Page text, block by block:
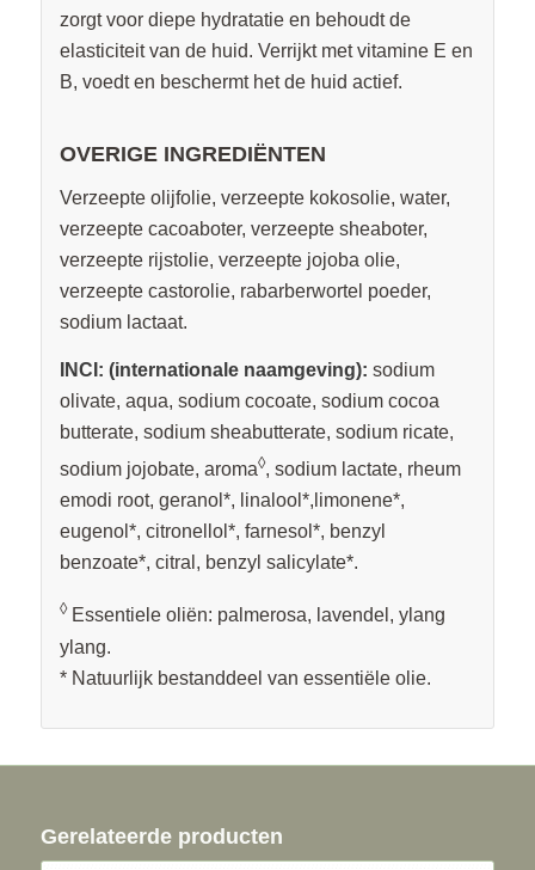
zorgt voor diepe hydratatie en behoudt de
elasticiteit van de huid. Verrijkt met vitamine E en
B, voedt en beschermt het de huid actief.
OVERIGE INGREDIËNTEN
Verzeepte olijfolie, verzeepte kokosolie, water,
verzeepte cacoaboter, verzeepte sheaboter,
verzeepte rijstolie, verzeepte jojoba olie,
verzeepte castorolie, rabarberwortel poeder,
sodium lactaat.
INCI: (internationale naamgeving): sodium
olivate, aqua, sodium cocoate, sodium cocoa
butterate, sodium sheabutterate, sodium ricate,
sodium jojobate, aroma◊, sodium lactate, rheum
emodi root, geranol*, linalool*,limonene*,
eugenol*, citronellol*, farnesol*, benzyl
benzoate*, citral, benzyl salicylate*.
◊ Essentiele oliën: palmerosa, lavendel, ylang
ylang.
* Natuurlijk bestanddeel van essentiële olie.
Gerelateerde producten